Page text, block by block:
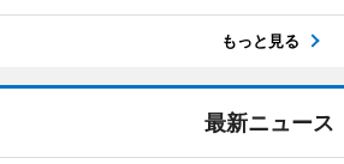
もっと見る
最新ニュース